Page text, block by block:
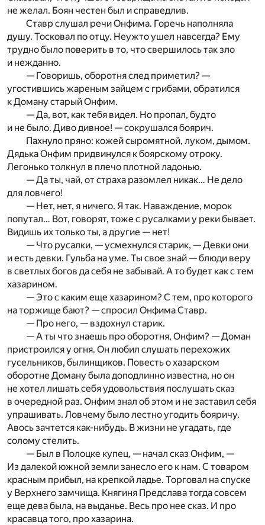
не желал. Боян честен был и справедлив.
Ставр слушал речи Онфима. Горечь наполняла
душу. Тосковал по отцу. Неужто ушел навсегда? Ему
трудно было поверить в то, что свершилось так зло
и нежданно.
— Говоришь, оборотня след приметил? —
угостившись жареным зайцем с грибами, обратился
к Доману старый Онфим.
— Да, вот, как тебя видел. Но пропал, будто
и не было. Диво дивное! — сокрушался боярич.
Пахнуло пряно: кожей сыромятной, луком, дымом.
Дядька Онфим придвинулся к боярскому отроку.
Легонько толкнул в плечо плотной ладонью.
— Да ты, чай, от страха разомлел никак… Не дело
для ловчего!
— Нет, нет, я ничего. Я так. Наваждение, морок
попутал… Вот, говорят, тоже с русалками у реки бывает.
Видишь их только ты, а другие — нет!
— Что русалки, — усмехнулся старик, — Девки они
и есть девки. Гульба на уме. Ты свое знай — блюди веру
в светлых богов да себя не забывай. А то будет как с тем
хазарином.
— Это с каким еще хазарином? С тем, про которого
на торжище бают? — спросил Онфима Ставр.
— Про него, — вздохнул старик.
— А ты что знаешь про оборотня, Онфим? — Доман
пристроился у огня. Он любил слушать перехожих
гусельников, былинщиков. Повесть о хазарском
оборотне Доману была доподлинно известна, но он
не хотел лишать себя удовольствия послушать сказ
в очередной раз. Онфим знал об этом и не заставил себя
упрашивать. Ловчему было лестно угодить бояричу.
Авось зачтется как-нибудь. В жизни не угадать, где
солому стелить.
— Был в Полоцке купец, — начал сказ Онфим, —
Из далекой южной земли занесло его к нам. С товаром
красным прибыл, на крепкой ладье. Торговал на спуске
у Верхнего замчища. Княгиня Предслава тогда совсем
еще дева была, на выданье. Весь про нее сказ. И про
красавца того, про хазарина.